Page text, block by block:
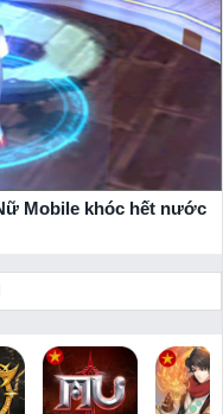
Mobile khóc hết nước